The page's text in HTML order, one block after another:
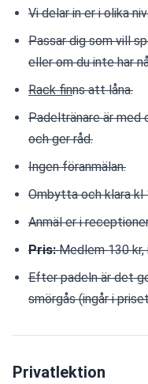
Vi delar in er i olika
Passar dig som vill
eller om du inte har
Rack finns att låna.
Padeltränare är med
och ger råd.
Ingen föranmälan.
Ombytta och klara kl
Anmäl er i
Pris: Medlem 130
Efter padeln är det
smörgås (ingår i
Privatlektion